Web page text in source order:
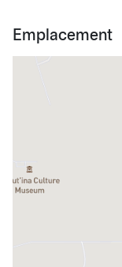
Emplacement